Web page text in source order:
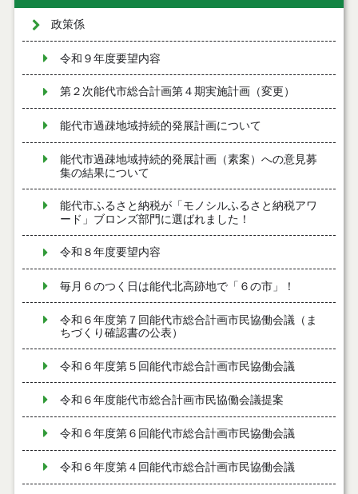
政策係
令和９年度要望内容
第２次能代市総合計画第４期実施計画（変更）
能代市過疎地域持続的発展計画について
能代市過疎地域持続的発展計画（素案）への意見募
集の結果について
能代市ふるさと納税が「モノシルふるさと納税アワ
ード」ブロンズ部門に選ばれました！
令和８年度要望内容
毎月６のつく日は能代北高跡地で「６の市」！
令和６年度第７回能代市総合計画市民協働会議（ま
ちづくり確認書の公表）
令和６年度第５回能代市総合計画市民協働会議
令和６年度能代市総合計画市民協働会議提案
令和６年度第６回能代市総合計画市民協働会議
令和６年度第４回能代市総合計画市民協働会議